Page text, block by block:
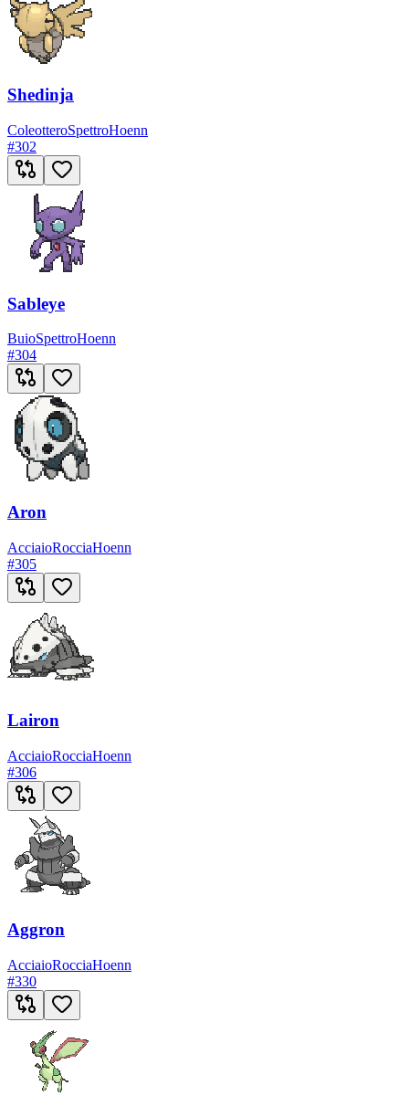
Shedinja
ColeotteroSpettroHoenn
#302
Sableye
BuioSpettroHoenn
#304
Aron
AcciaioRocciaHoenn
#305
Lairon
AcciaioRocciaHoenn
#306
Aggron
AcciaioRocciaHoenn
#330